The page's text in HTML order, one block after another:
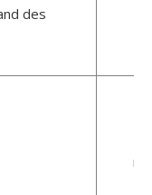
des